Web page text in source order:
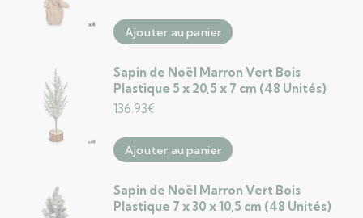
Ajouter au panier
Sapin de Noël Marron Vert Bois
Plastique 5 x 20,5 x 7 cm (48 Unités)
136.93€
Ajouter au panier
Sapin de Noël Marron Vert Bois
Plastique 7 x 30 x 10,5 cm (48 Unités)